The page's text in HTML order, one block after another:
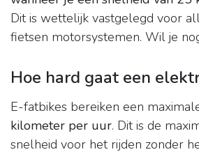
Dit is wettelijk vastgelegd voor
fietsen motorsystemen. Wil je
Hoe hard gaat een
E-fatbikes bereiken een
kilometer per uur. Dit is de
snelheid voor het rijden zonder